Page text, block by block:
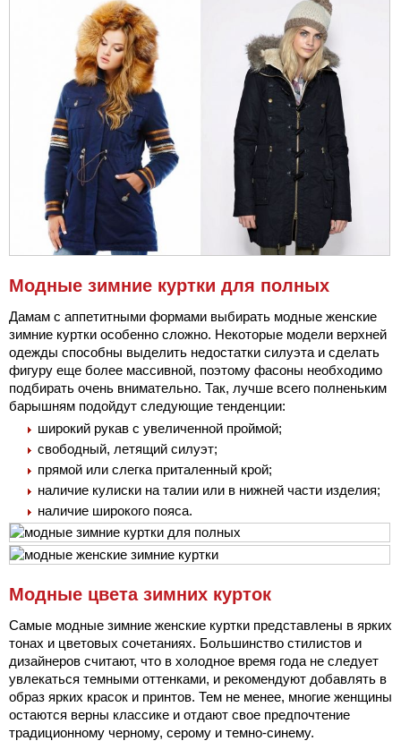
Модные зимние куртки для полных
Дамам с аппетитными формами выбирать модные женские
зимние куртки особенно сложно. Некоторые модели верхней
одежды способны выделить недостатки силуэта и сделать
фигуру еще более массивной, поэтому фасоны необходимо
подбирать очень внимательно. Так, лучше всего полненьким
барышням подойдут следующие тенденции:
широкий рукав с увеличенной проймой;
свободный, летящий силуэт;
прямой или слегка приталенный крой;
наличие кулиски на талии или в нижней части изделия;
наличие широкого пояса.
Модные цвета зимних курток
Самые модные зимние женские куртки представлены в ярких
тонах и цветовых сочетаниях. Большинство стилистов и
дизайнеров считают, что в холодное время года не следует
увлекаться темными оттенками, и рекомендуют добавлять в
образ ярких красок и принтов. Тем не менее, многие женщины
остаются верны классике и отдают свое предпочтение
традиционному черному, серому и темно-синему.